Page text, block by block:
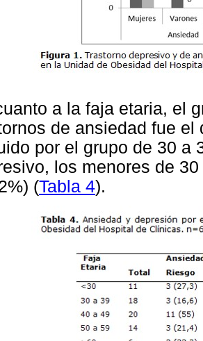
a la faja etaria, el
de ansiedad fue el
por el grupo de 30 a
los menores de
(Tabla 4).